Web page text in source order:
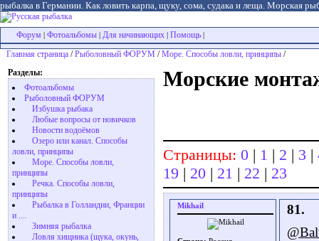
рыбалка в Германии. Как ловить карпа, щуку, сома, судака и леща. Морская
Форум Фотоальбомы Для начинающих Помощь
Главная страница /Рыболовный ФОРУМ /Море. Способы ловли, принципы /
Разделы:
Фотоальбомы
Рыболовный ФОРУМ
Избушка рыбака
Любые вопросы от новичков
Новости водоёмов
Озеро или канал. Способы
ловли, принципы
Море. Способы ловли,
принципы
Речка. Способы ловли,
принципы
Рыбалка в Голландии, Франции
и ....
Зимняя рыбалка
Ловля хищника (щука, окунь,
Морские
Страницы: 0 | 1 | 2 | 3 |
19 | 20 | 21 | 22 | 23
Mikhail
81.